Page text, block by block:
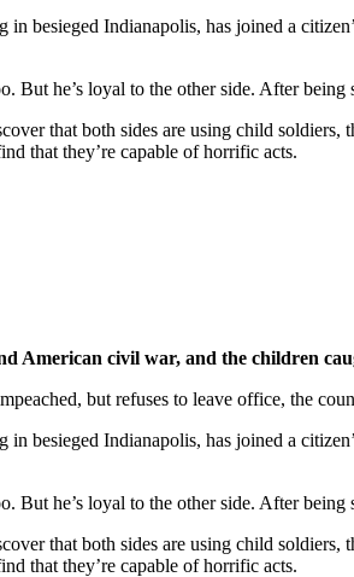
besieged Indianapolis, has joined a
But he’s loyal to the other side. After
that both sides are using child
that they’re capable of horrific acts.
American civil war, and the children
but refuses to leave office, the
besieged Indianapolis, has joined a
But he’s loyal to the other side. After
that both sides are using child
that they’re capable of horrific acts.